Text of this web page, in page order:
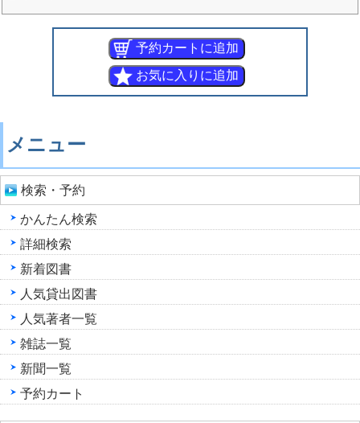
メニュー
検索・予約
かんたん検索
詳細検索
新着図書
人気貸出図書
人気著者一覧
雑誌一覧
新聞一覧
予約カート